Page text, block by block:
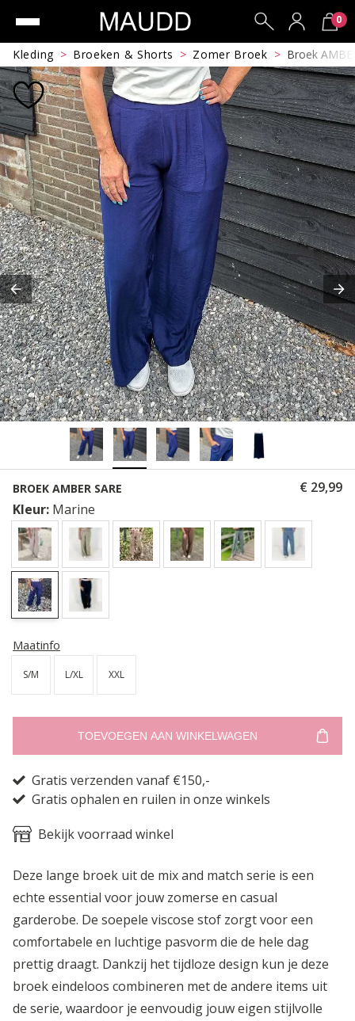
0
Kleding Broeken & Shorts Zomer Broek Broek
BROEK AMBER SARE
€ 29,99
Kleur: Marine
Maatinfo
S/M L/XL XXL
TOEVOEGEN AAN WINKELWAGEN
Gratis verzenden vanaf €150,-
Gratis ophalen en ruilen in onze winkels
Bekijk voorraad winkel
Deze lange broek uit de mix and match serie is een
echte essential voor jouw zomerse en casual
garderobe. De soepele viscose stof zorgt voor een
comfortabele en luchtige pasvorm die de hele dag
prettig draagt. Dankzij het tijdloze design kun je deze
broek eindeloos combineren met de andere items uit
de serie, waardoor je eenvoudig jouw eigen stijlvolle